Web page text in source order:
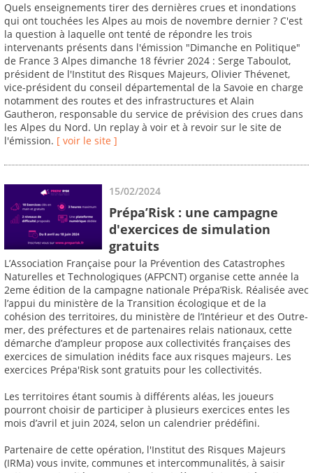
Quels enseignements tirer des dernières crues et inondations
qui ont touchées les Alpes au mois de novembre dernier ? C'est
la question à laquelle ont tenté de répondre les trois
intervenants présents dans l'émission "Dimanche en Politique"
de France 3 Alpes dimanche 18 février 2024 : Serge Taboulot,
président de l'Institut des Risques Majeurs, Olivier Thévenet,
vice-président du conseil départemental de la Savoie en charge
notamment des routes et des infrastructures et Alain
Gautheron, responsable du service de prévision des crues dans
les Alpes du Nord. Un replay à voir et à revoir sur le site de
l'émission. [ voir le site ]
15/02/2024
Prépa’Risk : une campagne
d'exercices de simulation
gratuits
L’Association Française pour la Prévention des Catastrophes
Naturelles et Technologiques (AFPCNT) organise cette année la
2eme édition de la campagne nationale Prépa’Risk. Réalisée avec
l’appui du ministère de la Transition écologique et de la
cohésion des territoires, du ministère de l’Intérieur et des Outre-
mer, des préfectures et de partenaires relais nationaux, cette
démarche d’ampleur propose aux collectivités françaises des
exercices de simulation inédits face aux risques majeurs. Les
exercices Prépa'Risk sont gratuits pour les collectivités.
Les territoires étant soumis à différents aléas, les joueurs
pourront choisir de participer à plusieurs exercices entes les
mois d’avril et juin 2024, selon un calendrier prédéfini.
Partenaire de cette opération, l'Institut des Risques Majeurs
(IRMa) vous invite, communes et intercommunalités, à saisir